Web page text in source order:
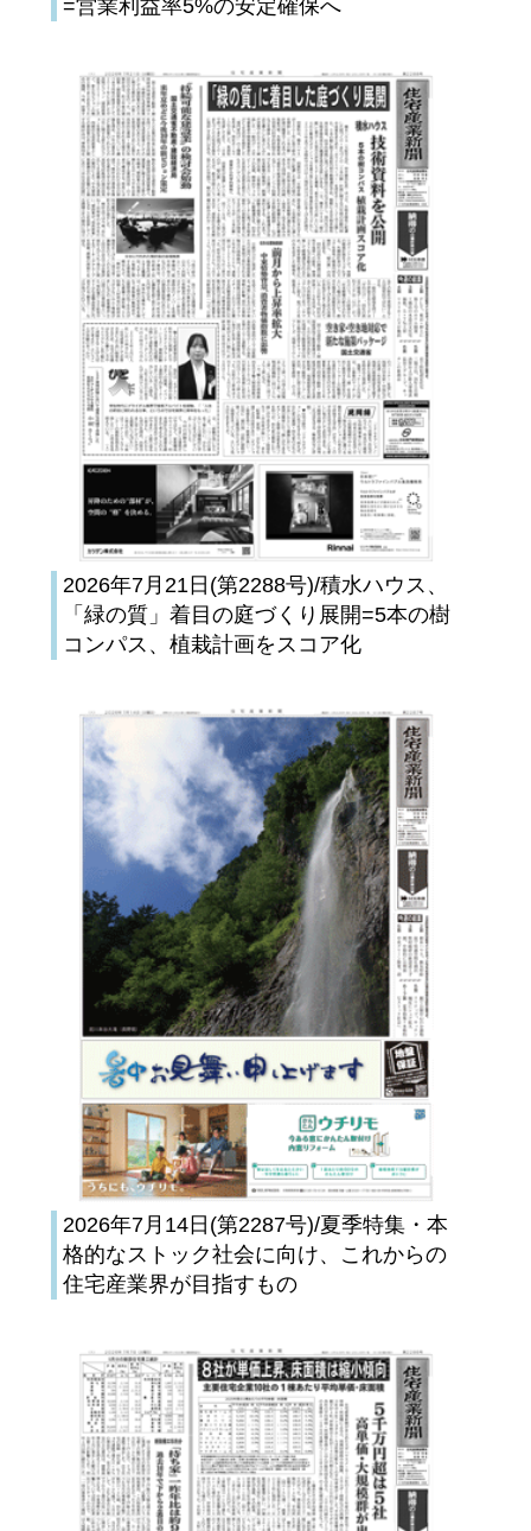
=営業利益率5%の安定確保へ
2026年7月21日(第2288号)/積水ハウス、
「緑の質」着目の庭づくり展開=5本の樹
コンパス、植栽計画をスコア化
2026年7月14日(第2287号)/夏季特集・本
格的なストック社会に向け、これからの
住宅産業界が目指すもの